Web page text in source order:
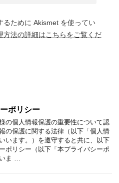
るために Akismet を使ってい
方法の詳細はこちらをご覧くだ
ポリシー
の個人情報保護の重要性について認
の保護に関する法律（以下「個人情
います。）を遵守すると共に、以下
ポリシー（以下「本プライバシーポ
ま …